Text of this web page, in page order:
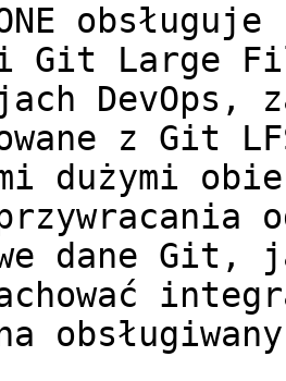
Git Large
DevOps,
z Git
dużymi
dane